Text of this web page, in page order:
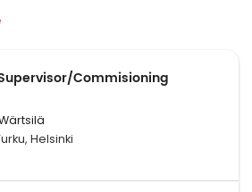
Commisioning
Helsinki